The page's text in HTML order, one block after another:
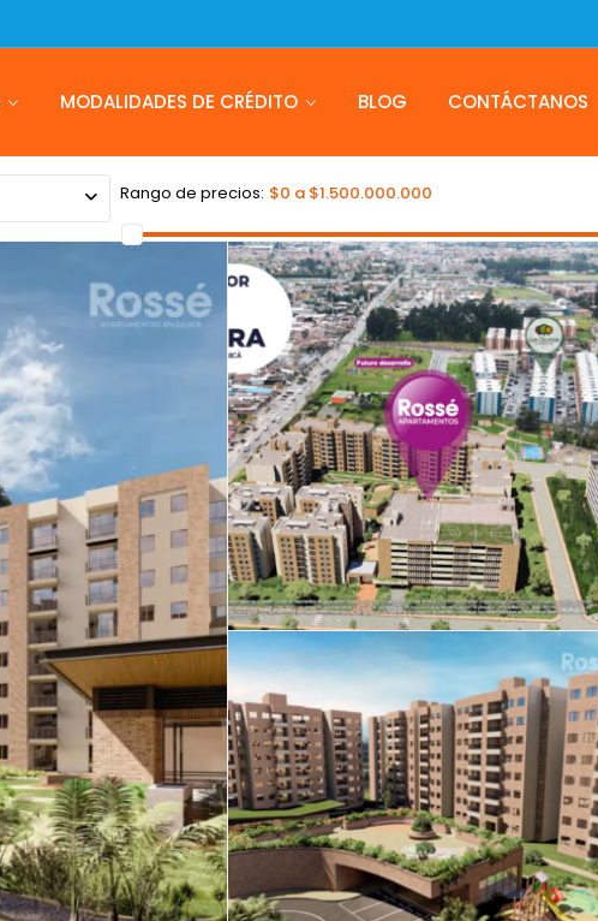
MODALIDADES DE CRÉDITO BLOG CONTÁCTANOS
Rango de precios: $0 a $1.500.000.000